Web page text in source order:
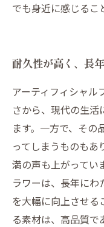
でも身近に感じるこ
耐久性が高く、長
アーティフィシャル
さから、現代の生活
ます。一方で、その
ってしまうものもあ
満の声も上がってい
ラワーは、長年に
を大幅に向上させ
る素材は、高品質で